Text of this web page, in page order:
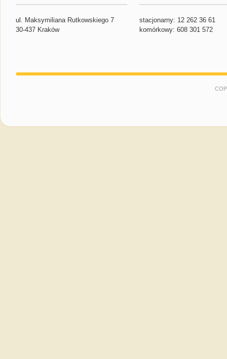
ul. Maksymiliana Rutkowskiego 7
30-437 Kraków
stacjonarny: 12 262 36 61
komórkowy: 608 301 572